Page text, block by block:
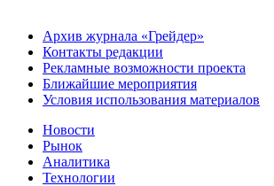
Архив журнала «Грейдер»
Контакты редакции
Рекламные возможности проекта
Ближайшие мероприятия
Условия использования материалов
Новости
Рынок
Аналитика
Технологии